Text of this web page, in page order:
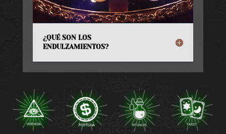
¿QUÉ SON LOS
ENDULZAMIENTOS?